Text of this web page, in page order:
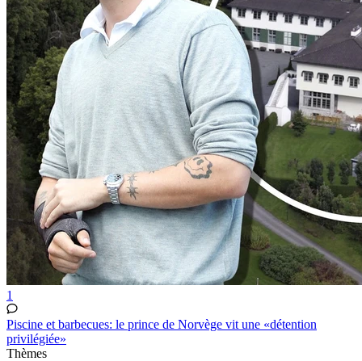
1
Piscine et barbecues: le prince de Norvège vit une «détention
privilégiée»
Thèmes